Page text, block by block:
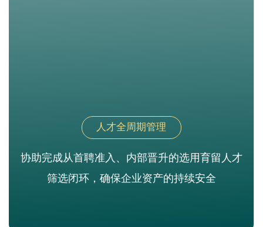
人才全周期管理
协助完成从首聘准入、内部晋升的选用育留人才
筛选闭环，确保企业资产的持续安全